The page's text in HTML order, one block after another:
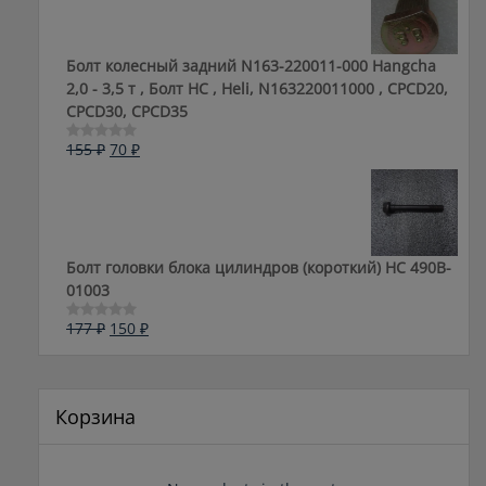
Болт колесный задний N163-220011-000 Hangcha
2,0 - 3,5 т , Болт HC , Heli, N163220011000 , CPCD20,
CPCD30, CPCD35
Оценка
155₽ Первоначальная
70 ₽Текущая
Болт головки блока цилиндров (короткий) НС 490B-
01003
Оценка
177₽ Первоначальная
150 ₽Текущая
Корзина